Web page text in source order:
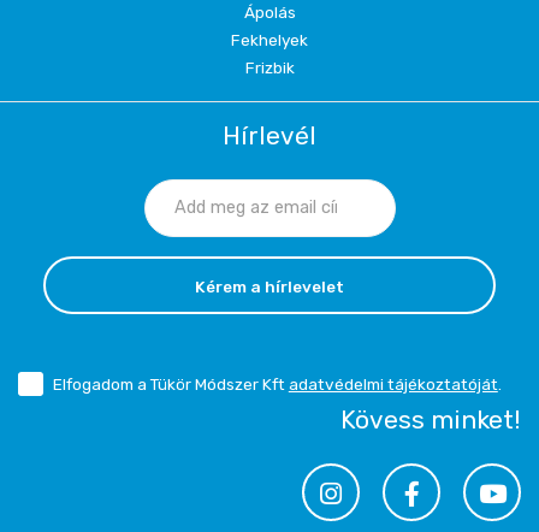
Ápolás
Fekhelyek
Frizbik
Hírlevél
Kérem a hírlevelet
Elfogadom a Tükör Módszer Kft adatvédelmi tájékoztatóját
Kövess minket!